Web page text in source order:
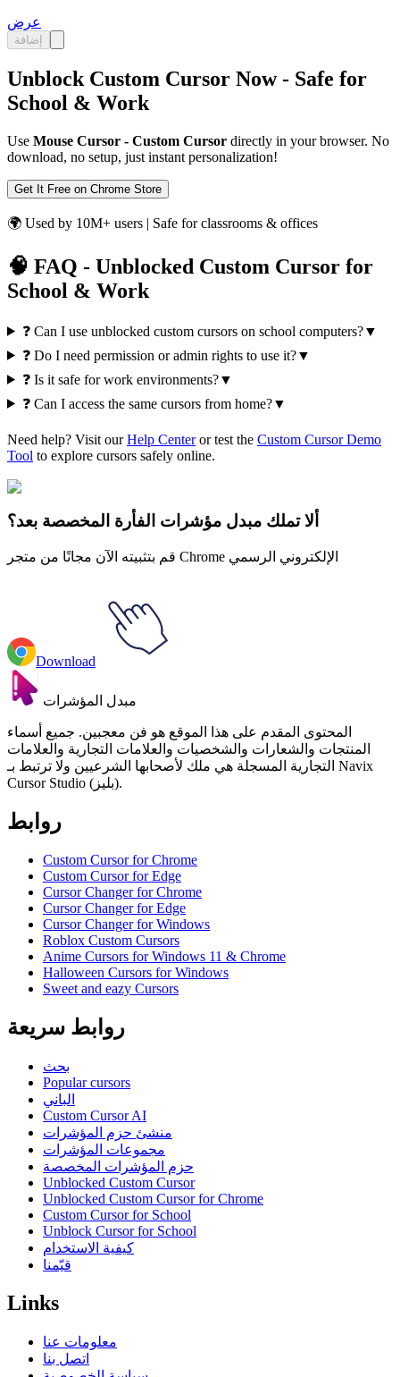
عرض
إضافة
Unblock Custom Cursor Now - Safe for
School & Work
Use Mouse Cursor - Custom Cursor directly in your browser. No
download, no setup, just instant personalization!
Get It Free on Chrome Store
🌍 Used by 10M+ users | Safe for classrooms & offices
🧠 FAQ - Unblocked Custom Cursor for
School & Work
❓ Can I use unblocked custom cursors on school computers?▼
❓ Do I need permission or admin rights to use it?▼
❓ Is it safe for work environments?▼
❓ Can I access the same cursors from home?▼
Need help? Visit our Help Center or test the Custom Cursor Demo
Tool to explore cursors safely online.
ألا تملك مبدل مؤشرات الفأرة المخصصة بعد؟
قم بتثبيته الآن مجانًا من متجر Chrome الإلكتروني الرسمي
Download
مبدل المؤشرات
المحتوى المقدم على هذا الموقع هو فن معجبين. جميع أسماء
المنتجات والشعارات والشخصيات والعلامات التجارية والعلامات
التجارية المسجلة هي ملك لأصحابها الشرعيين ولا ترتبط بـ Navix
Cursor Studio (بليز).
روابط
Custom Cursor for Chrome
Custom Cursor for Edge
Cursor Changer for Chrome
Cursor Changer for Edge
Cursor Changer for Windows
Roblox Custom Cursors
Anime Cursors for Windows 11 & Chrome
Halloween Cursors for Windows
Sweet and eazy Cursors
روابط سريعة
بحث
Popular cursors
الباني
Custom Cursor AI
منشئ حزم المؤشرات
مجموعات المؤشرات
حزم المؤشرات المخصصة
Unblocked Custom Cursor
Unblocked Custom Cursor for Chrome
Custom Cursor for School
Unblock Cursor for School
كيفية الاستخدام
قيّمنا
Links
معلومات عنا
اتصل بنا